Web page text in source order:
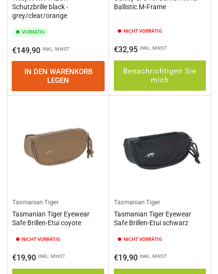
Schutzbrille black -
grey/clear/orange
VORRÄTIG
Normaler
Preis
€149,90 INKL. MWST
IN DEN WARENKORB
LEGEN
Ballistic M-Frame
NICHT VORRÄTIG
Normaler
Preis
€32,95 INKL. MWST
Benachrichtigen Sie
mich
Tasmanian Tiger
Tasmanian Tiger Eyewear
Safe Brillen-Etui coyote
NICHT VORRÄTIG
Normaler
Preis
€19,90 INKL. MWST
Tasmanian Tiger
Tasmanian Tiger Eyewear
Safe Brillen-Etui schwarz
NICHT VORRÄTIG
Normaler
Preis
€19,90 INKL. MWST